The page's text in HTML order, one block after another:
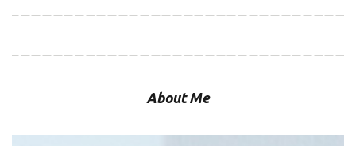
About Me